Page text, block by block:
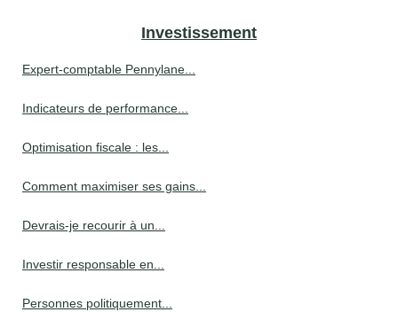
Investissement
Expert-comptable Pennylane...
Indicateurs de performance...
Optimisation fiscale : les...
Comment maximiser ses gains...
Devrais-je recourir à un...
Investir responsable en...
Personnes politiquement...